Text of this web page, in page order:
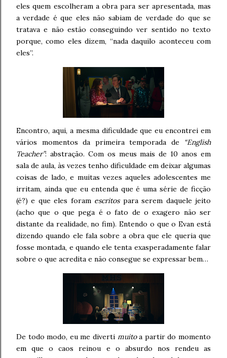
eles quem escolheram a obra para ser apresentada, mas
a verdade é que eles não sabiam de verdade do que se
tratava e não estão conseguindo ver sentido no texto
porque, como eles dizem, “nada daquilo aconteceu com
eles”.
Encontro, aqui, a mesma dificuldade que eu encontrei em
vários momentos da primeira temporada de
“English
Teacher”: abstração. Com os meus mais de 10 anos em
sala de aula, às vezes tenho dificuldade em deixar algumas
coisas de lado, e muitas vezes aqueles adolescentes me
irritam, ainda que eu entenda que é uma série de ficção
(é?) e que eles foram escritospara serem daquele jeito
(acho que o que pega é o fato de o exagero não ser
distante da realidade, no fim). Entendo o que o Evan está
dizendo quando ele fala sobre a obra que ele queria que
fosse montada, e quando ele tenta exasperadamente falar
sobre o que acredita e não consegue se expressar bem…
De todo modo, eu me diverti muitoa partir do momento
em que o caos reinou e o absurdo nos rendeu as